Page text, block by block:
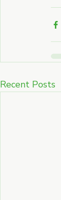
Recent Posts